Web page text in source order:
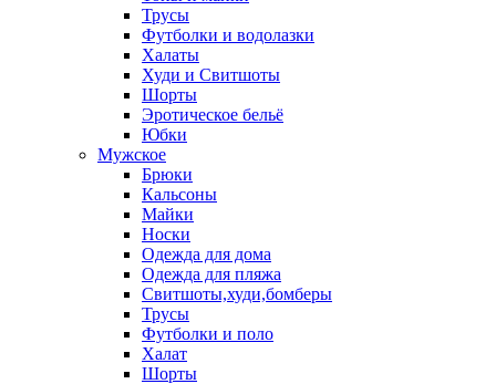
Трусы
Футболки и водолазки
Халаты
Худи и Свитшоты
Шорты
Эротическое бельё
Юбки
Мужское
Брюки
Кальсоны
Майки
Носки
Одежда для дома
Одежда для пляжа
Свитшоты,худи,бомберы
Трусы
Футболки и поло
Халат
Шорты